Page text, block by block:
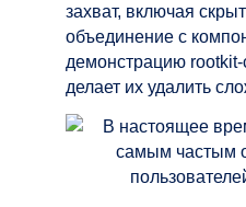
захват, включая
объединение с
демонстрацию rootkit-
делает их удалить